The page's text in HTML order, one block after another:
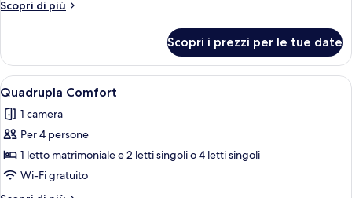
Scopri di più
Altri
Scopri i prezzi per le tue date
Apri
tutte
le
foto
per
Quadrupla
Comfort
Una camera d'albergo con un letto,
5
Quadrupla Comfort
1 camera
Per 4 persone
1 letto matrimoniale e 2 letti singoli o 4 letti singoli
Wi-Fi gratuito